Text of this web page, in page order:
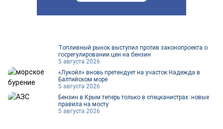
Топливный рынок выступил против законопроекта о
госрегулировании цен на бензин
5 августа 2026
«Лукойл» вновь претендует на участок Надежда в
Балтийском море
5 августа 2026
Бензин в Крым теперь только в спецканистрах: новые
правила на мосту
5 августа 2026